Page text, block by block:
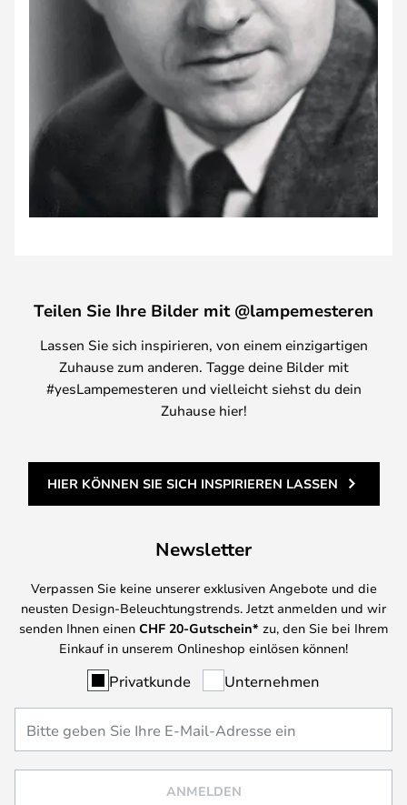
Teilen Sie Ihre Bilder mit @lampemesteren
Lassen Sie sich inspirieren, von einem einzigartigen
Zuhause zum anderen. Tagge deine Bilder mit
#yesLampemesteren und vielleicht siehst du dein
Zuhause hier!
HIER KÖNNEN SIE SICH INSPIRIEREN LASSEN
Newsletter
Verpassen Sie keine unserer exklusiven Angebote und die
neusten Design-Beleuchtungstrends. Jetzt anmelden und wir
senden Ihnen einen CHF 20-Gutschein* zu, den Sie bei Ihrem
Einkauf in unserem Onlineshop einlösen können!
Privatkunde Unternehmen
ANMELDEN